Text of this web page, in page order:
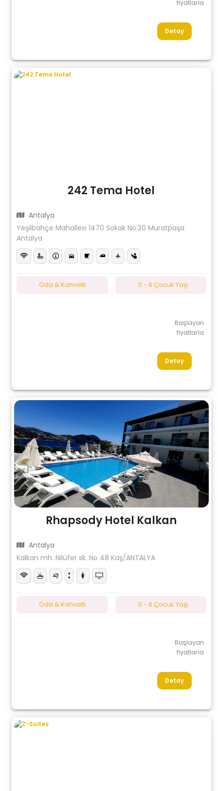
fiyatlarla
Detay
242 Tema Hotel
Antalya
Yeşilbahçe Mahallesi 1470 Sokak No:20 Muratpaşa
Antalya
Oda & Kahvaltı 0 - 6 Çocuk Yaşı
Başlayan
fiyatlarla
Detay
Rhapsody Hotel Kalkan
Antalya
Kalkan mh. Nilüfer sk. No 48 Kaş/ANTALYA
Oda & Kahvaltı 0 - 6 Çocuk Yaşı
Başlayan
fiyatlarla
Detay